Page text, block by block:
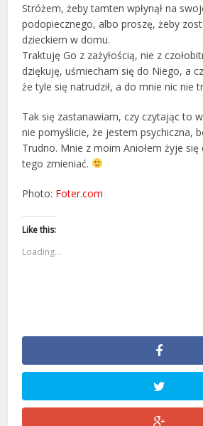
Stróżem, żeby tamten wpłynął na
podopiecznego, albo proszę, żeby
dzieckiem w domu.
Traktuję Go z zażyłością, nie z
dziękuję, uśmiecham się do Niego, a
że tyle się natrudził, a do mnie nic nie
Tak się zastanawiam, czy czytając to
nie pomyślicie, że jestem psychiczna,
Trudno. Mnie z moim Aniołem żyje się
tego zmieniać.
Photo: Foter.com
Like this:
Loading...